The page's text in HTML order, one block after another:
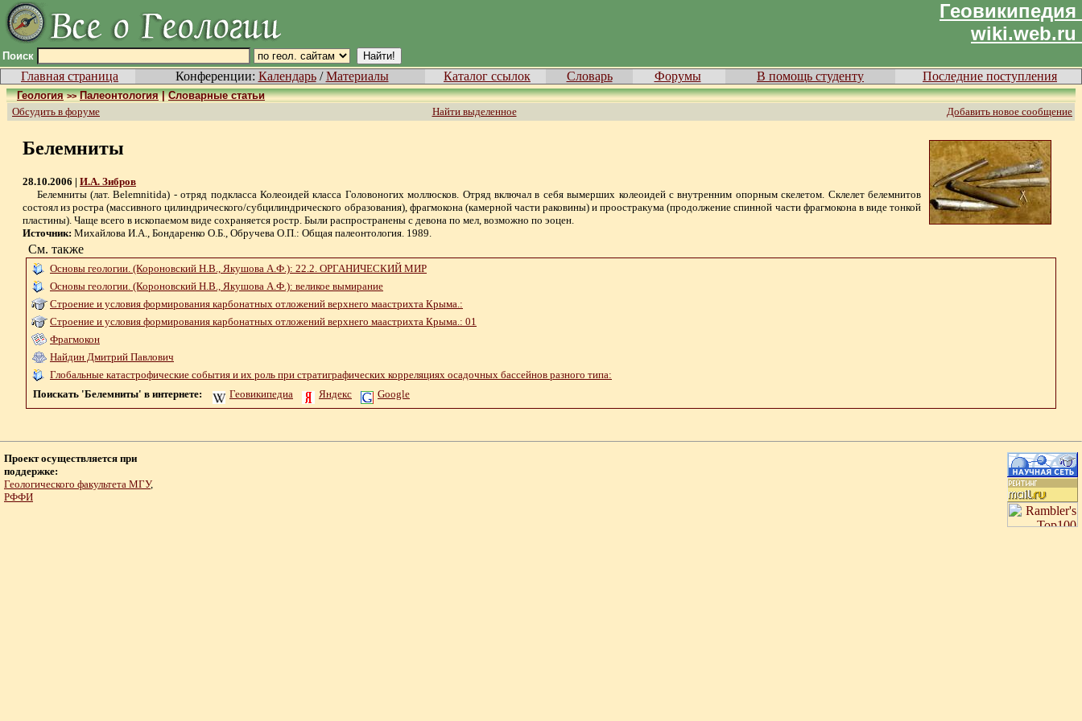
Геовикипедия
wiki.web.ru
Поиск
Главная страница Конференции: Календарь/Материалы Каталог ссылок Словарь Форумы В помощь студенту Последние поступления
Геология >> Палеонтология|Словарные статьи
Обсудить в форуме
Найти выделенное Добавить новое сообщение
Белемниты
28.10.2006 | И.А. Зибров
Белемниты (лат. Belemnitida) - отряд подкласса Колеоидей класса Головоногих моллюсков. Отряд включал в себя вымерших колеоидей с внутренним опорным скелетом. Склелет белемнитов
состоял из ростра (массивного цилиндрического/субцилиндрического образования), фрагмокона (камерной части раковины) и проостракума (продолжение спинной части фрагмокона в виде тонкой
пластины). Чаще всего в ископаемом виде сохраняется ростр. Были распространены с девона по мел, возможно по эоцен.
Источник: Михайлова И.А., Бондаренко О.Б., Обручева О.П.: Общая палеонтология. 1989.
См. также
Основы геологии. (Короновский Н.В., Якушова А.Ф.): 22.2. ОРГАНИЧЕСКИЙ МИР
Основы геологии. (Короновский Н.В., Якушова А.Ф.): великое вымирание
Строение и условия формирования карбонатных отложений верхнего маастрихта Крыма.:
Строение и условия формирования карбонатных отложений верхнего маастрихта Крыма.: 01
Фрагмокон
Найдин Дмитрий Павлович
Глобальные катастрофические события и их роль при стратиграфических корреляциях осадочных бассейнов разного типа:
Поискать 'Белемниты' в интернете:
Геовикипедиа Яндекс Google
Проект осуществляется при
поддержке:
Геологического факультета МГУ,
РФФИ